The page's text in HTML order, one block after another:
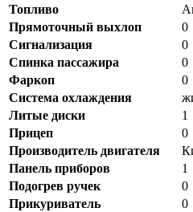
Топливо
Прямоточный выхлоп
0
Сигнализация
0
Спинка пассажира
0
Фаркоп
0
Система охлаждения
Литые диски
1
Прицеп
0
Производитель двигателя
Панель приборов
1
Подогрев ручек
0
Прикуриватель
0